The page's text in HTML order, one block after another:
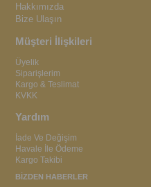
Hakkımızda
Bize Ulaşın
Müşteri İlişkileri
Üyelik
Siparişlerim
Kargo & Teslimat
KVKK
Yardım
İade Ve Değişim
Havale İle Ödeme
Kargo Takibi
BİZDEN HABERLER